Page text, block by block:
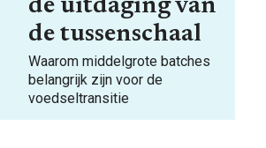
de uitdaging van
de tussenschaal
Waarom middelgrote batches
belangrijk zijn voor de
voedseltransitie